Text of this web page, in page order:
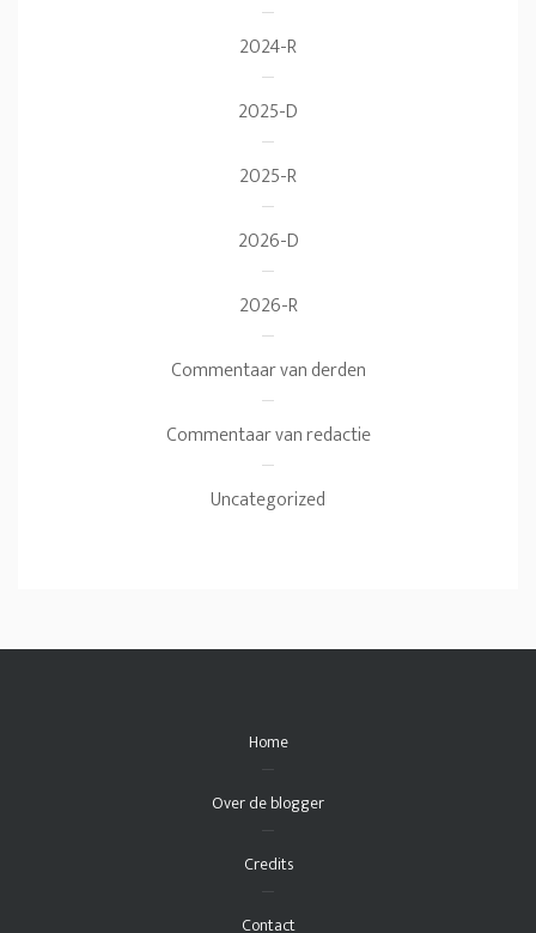
2024-R
2025-D
2025-R
2026-D
2026-R
Commentaar van derden
Commentaar van redactie
Uncategorized
Home
Over de blogger
Credits
Contact